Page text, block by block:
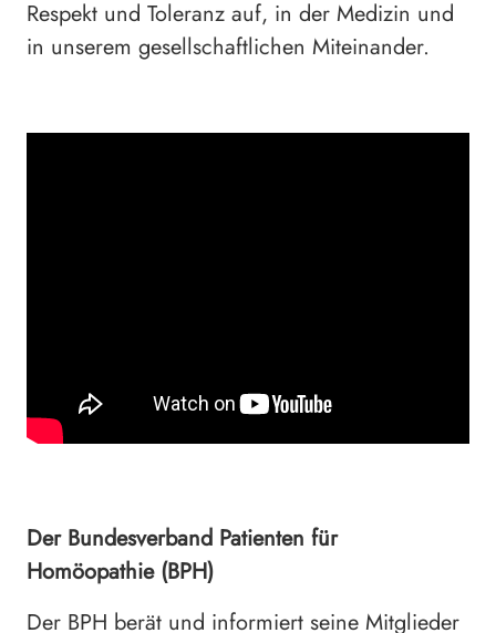
Respekt und Toleranz auf, in der Medizin und
in unserem gesellschaftlichen Miteinander.
Der Bundesverband Patienten für
Homöopathie (BPH)
Der BPH berät und informiert seine Mitglieder